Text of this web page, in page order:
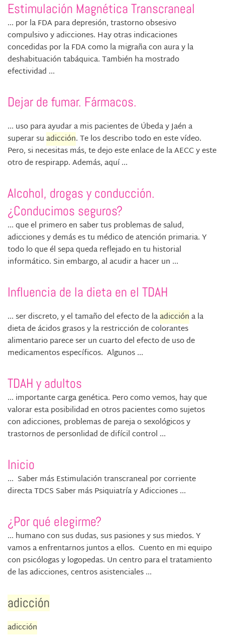
Estimulación Magnética Transcraneal
... por la FDA para depresión, trastorno obsesivo
compulsivo y adicciones. Hay otras indicaciones
concedidas por la FDA como la migraña con aura y la
deshabituación tabáquica. También ha mostrado
efectividad ...
Dejar de fumar. Fármacos.
... uso para ayudar a mis pacientes de Úbeda y Jaén a
superar suadicción. Te los describo todo en este vídeo.
Pero, si necesitas más, te dejo este enlace de la AECC y este
otro de respirapp. Además, aquí ...
Alcohol, drogas y conducción.
¿Conducimos seguros?
... que el primero en saber tus problemas de salud,
adicciones y demás es tu médico de atención primaria. Y
todo lo que él sepa queda reflejado en tu historial
informático. Sin embargo, al acudir a hacer un ...
Influencia de la dieta en el TDAH
... ser discreto, y el tamaño del efecto de laadiccióna la
dieta de ácidos grasos y la restricción de colorantes
alimentario parece ser un cuarto del efecto de uso de
medicamentos específicos. Algunos ...
TDAH y adultos
... importante carga genética. Pero como vemos, hay que
valorar esta posibilidad en otros pacientes como sujetos
con adicciones, problemas de pareja o sexológicos y
trastornos de personlidad de difícil control ...
Inicio
... Saber más Estimulación transcraneal por corriente
directa TDCS Saber más Psiquiatría y Adicciones ...
¿Por qué elegirme?
... humano con sus dudas, sus pasiones y sus miedos. Y
vamos a enfrentarnos juntos a ellos. Cuento en mi equipo
con psicólogas y logopedas. Un centro para el tratamiento
de las adicciones, centros asistenciales ...
adicción
adicción